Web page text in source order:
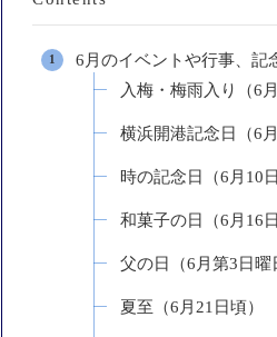
6月のイベントや行事、記
入梅・梅雨入り（6月
横浜開港記念日（6月
時の記念日（6月10日
和菓子の日（6月16日
父の日（6月第3日曜
夏至（6月21日頃）